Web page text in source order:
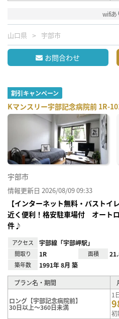
wifiあ
山口県 宇部市
お問合わせ
割引キャンペーン
Kマンスリー宇部記念病院前 1R-
宇部市
情報更新日 2026/08/09 09:33
【インターネット無料・バストイ
近く便利！格安駐車場付 オート
件♪
アクセス 宇部線「宇部岬駅」
間取り 1R 面積
築年数 1991年 8月 築
プラン名・期間
ロング【宇部記念病院前】
30日以上～360日未満
1
初